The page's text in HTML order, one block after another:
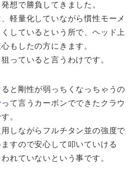
想で勝負してきました。
軽量化していながら慣性モーメ
しているという所で、ヘッド上
もしたの方にきます。
っていると言うわけです。
と剛性が弱っちくなっちゃうの
って言うカーボンでできたクラウ
。
しながらフルチタン並の強度で
すので安心して叩いていける
れていないという事です。